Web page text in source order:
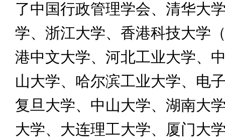
了中国行政管理学会、清华大
学、浙江大学、香港科技大学
港中文大学、河北工业大学、
山大学、哈尔滨工业大学、电
复旦大学、中山大学、湖南大
大学、大连理工大学、厦门大